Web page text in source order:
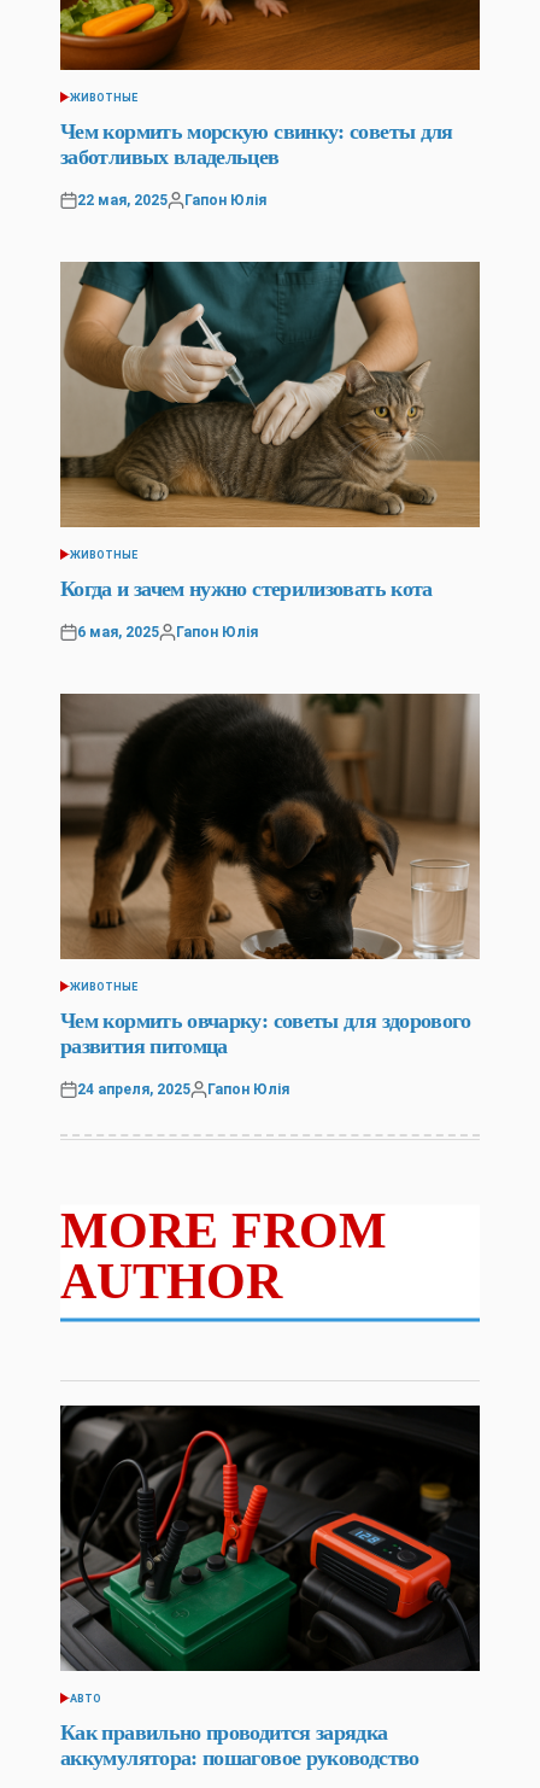
POSTED
IN
ЖИВОТНЫЕ
Чем кормить морскую свинку: советы для
заботливых владельцев
Posted
22 мая, 2025
Posted
Гапон Юлія
POSTED
IN
ЖИВОТНЫЕ
Когда и зачем нужно стерилизовать кота
Posted
6 мая, 2025
Posted
Гапон Юлія
POSTED
IN
ЖИВОТНЫЕ
Чем кормить овчарку: советы для здорового
развития питомца
Posted
24 апреля, 2025
Posted
Гапон Юлія
MORE FROM
AUTHOR
POSTED
IN
АВТО
Как правильно проводится зарядка
аккумулятора: пошаговое руководство